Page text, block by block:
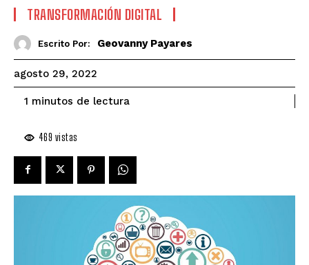
TRANSFORMACIÓN DIGITAL
Escrito Por: Geovanny Payares
agosto 29, 2022
1 minutos de lectura
469 vistas